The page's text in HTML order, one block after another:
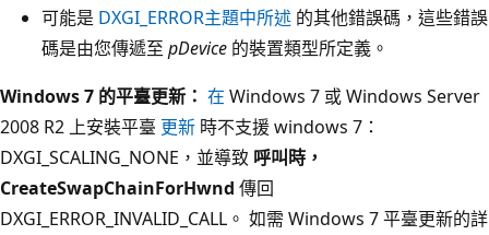
可能是 DXGI_ERROR主題中所述 的其他錯誤碼，這些錯誤
碼是由您傳遞至 pDevice 的裝置類型所定義。
Windows 7 的平臺更新： 在 Windows 7 或 Windows Server
2008 R2 上安裝平臺 更新 時不支援 windows 7：
DXGI_SCALING_NONE，並導致 呼叫時，
CreateSwapChainForHwnd 傳回
DXGI_ERROR_INVALID_CALL。 如需 Windows 7 平臺更新的詳